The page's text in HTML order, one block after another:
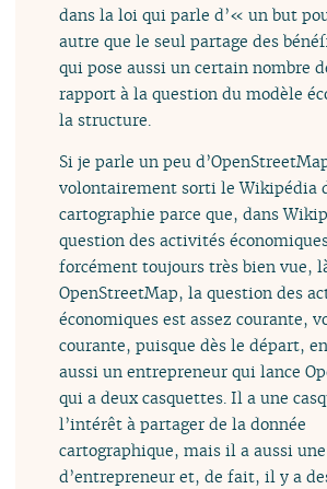
dans la loi qui parle d’« un but
autre que le seul partage des
qui pose aussi un certain nombre
rapport à la question du modèle
la structure.
Si je parle un peu
volontairement sorti le Wikipédia
cartographie parce que, dans
question des activités
forcément toujours très bien vue,
OpenStreetMap, la question des
économiques est assez courante,
courante, puisque dès le départ,
aussi un entrepreneur qui lance
qui a deux casquettes. Il a une
l’intérêt à partager de la donnée
cartographique, mais il a aussi
d’entrepreneur et, de fait, il y a